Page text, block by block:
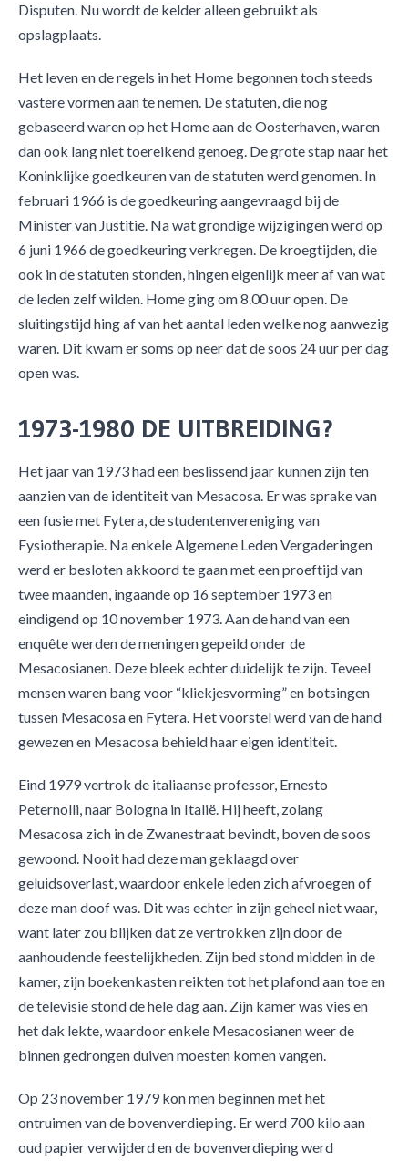
Disputen. Nu wordt de kelder alleen gebruikt als
opslagplaats.
Het leven en de regels in het Home begonnen toch steeds
vastere vormen aan te nemen. De statuten, die nog
gebaseerd waren op het Home aan de Oosterhaven, waren
dan ook lang niet toereikend genoeg. De grote stap naar het
Koninklijke goedkeuren van de statuten werd genomen. In
februari 1966 is de goedkeuring aangevraagd bij de
Minister van Justitie. Na wat grondige wijzigingen werd op
6 juni 1966 de goedkeuring verkregen. De kroegtijden, die
ook in de statuten stonden, hingen eigenlijk meer af van wat
de leden zelf wilden. Home ging om 8.00 uur open. De
sluitingstijd hing af van het aantal leden welke nog aanwezig
waren. Dit kwam er soms op neer dat de soos 24 uur per dag
open was.
1973-1980 DE UITBREIDING?
Het jaar van 1973 had een beslissend jaar kunnen zijn ten
aanzien van de identiteit van Mesacosa. Er was sprake van
een fusie met Fytera, de studentenvereniging van
Fysiotherapie. Na enkele Algemene Leden Vergaderingen
werd er besloten akkoord te gaan met een proeftijd van
twee maanden, ingaande op 16 september 1973 en
eindigend op 10 november 1973. Aan de hand van een
enquête werden de meningen gepeild onder de
Mesacosianen. Deze bleek echter duidelijk te zijn. Teveel
mensen waren bang voor “kliekjesvorming” en botsingen
tussen Mesacosa en Fytera. Het voorstel werd van de hand
gewezen en Mesacosa behield haar eigen identiteit.
Eind 1979 vertrok de italiaanse professor, Ernesto
Peternolli, naar Bologna in Italië. Hij heeft, zolang
Mesacosa zich in de Zwanestraat bevindt, boven de soos
gewoond. Nooit had deze man geklaagd over
geluidsoverlast, waardoor enkele leden zich afvroegen of
deze man doof was. Dit was echter in zijn geheel niet waar,
want later zou blijken dat ze vertrokken zijn door de
aanhoudende feestelijkheden. Zijn bed stond midden in de
kamer, zijn boekenkasten reikten tot het plafond aan toe en
de televisie stond de hele dag aan. Zijn kamer was vies en
het dak lekte, waardoor enkele Mesacosianen weer de
binnen gedrongen duiven moesten komen vangen.
Op 23 november 1979 kon men beginnen met het
ontruimen van de bovenverdieping. Er werd 700 kilo aan
oud papier verwijderd en de bovenverdieping werd